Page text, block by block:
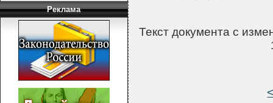
Реклама
Текст документа с